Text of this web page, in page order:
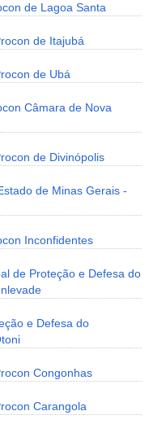
de Lagoa Santa
de Itajubá
de Ubá
Câmara de Nova
de Divinópolis
de Minas Gerais -
Inconfidentes
de Proteção e Defesa do
e Defesa do
Congonhas
Carangola